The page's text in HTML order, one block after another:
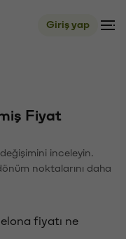
Giriş yap
Fiyat
inceleyin.
noktalarını daha
fiyatı ne